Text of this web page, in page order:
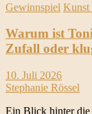
Gewinnspiel
Warum ist
Zufall oder
10. Juli 2026
Stephanie Rössel
Ein Blick hinter die